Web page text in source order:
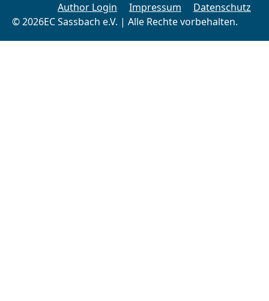
© 2026EC Sassbach e.V. | Alle Rechte vorbehalten.
Author Login Impressum Datenschutz